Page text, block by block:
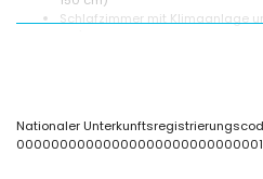
Schlafzimmer mit Klimaanlage
Gemeinschaftspool mit den
Kinderbecken
Nationaler
00000000000000000000000000001